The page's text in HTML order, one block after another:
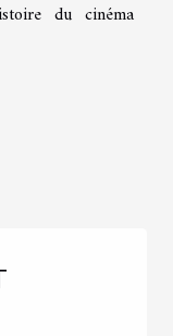
du cinéma